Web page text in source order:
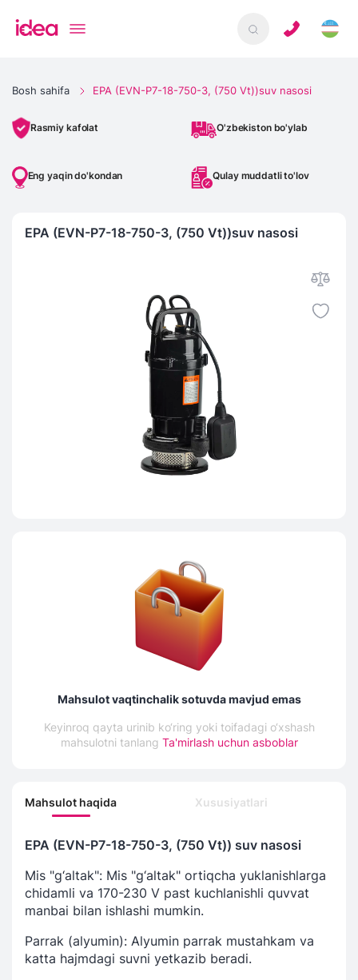
Bosh sahifa EPA (EVN-P7-18-750-3, (750 Vt))suv nasosi
Rasmiy kafolat O'zbekiston bo'ylab
Eng yaqin do'kondan Qulay muddatli to'lov
EPA (EVN-P7-18-750-3, (750 Vt))suv nasosi
Mahsulot vaqtinchalik sotuvda mavjud emas
Keyinroq qayta urinib ko‘ring yoki toifadagi o‘xshash
mahsulotni tanlang Ta'mirlash uchun asboblar
Mahsulot haqida Xususiyatlari
EPA (EVN-P7-18-750-3, (750 Vt)) suv nasosi
Mis "g‘altak": Mis "g‘altak" ortiqcha yuklanishlarga
chidamli va 170-230 V past kuchlanishli quvvat
manbai bilan ishlashi mumkin.
Parrak (alyumin): Alyumin parrak mustahkam va
katta hajmdagi suvni yetkazib beradi.